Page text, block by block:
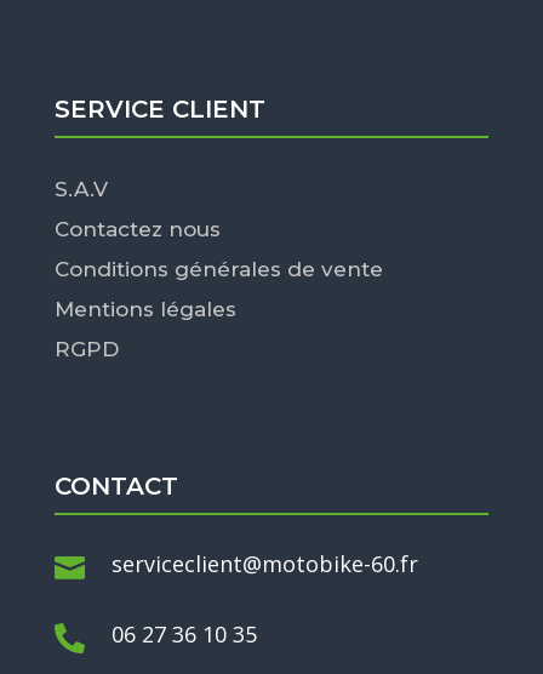
SERVICE CLIENT
S.A.V
Contactez nous
Conditions générales de vente
Mentions légales
RGPD
CONTACT
 serviceclient@motobike-60.fr
 06 27 36 10 35